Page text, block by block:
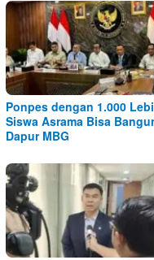
Ponpes dengan 1.000
Siswa Asrama Bisa
Dapur MBG